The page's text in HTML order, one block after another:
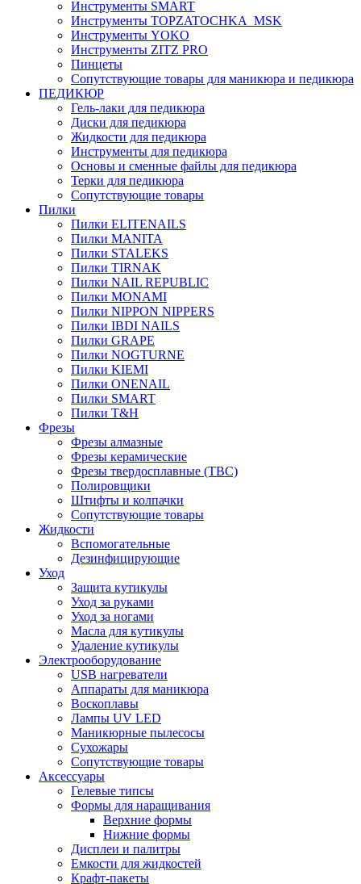
Инструменты SMART
Инструменты TOPZATOCHKA_MSK
Инструменты YOKO
Инструменты ZITZ PRO
Пинцеты
Сопутствующие товары для маникюра и педикюра
ПЕДИКЮР
Гель-лаки для педикюра
Диски для педикюра
Жидкости для педикюра
Инструменты для педикюра
Основы и сменные файлы для педикюра
Терки для педикюра
Сопутствующие товары
Пилки
Пилки ELITENAILS
Пилки MANITA
Пилки STALEKS
Пилки TIRNAK
Пилки NAIL REPUBLIC
Пилки MONAMI
Пилки NIPPON NIPPERS
Пилки IBDI NAILS
Пилки GRAPE
Пилки NOGTURNE
Пилки KIEMI
Пилки ONENAIL
Пилки SMART
Пилки T&H
Фрезы
Фрезы алмазные
Фрезы керамические
Фрезы твердосплавные (ТВС)
Полировщики
Штифты и колпачки
Сопутствующие товары
Жидкости
Вспомогательные
Дезинфицирующие
Уход
Защита кутикулы
Уход за руками
Уход за ногами
Масла для кутикулы
Удаление кутикулы
Электрооборудование
USB нагреватели
Аппараты для маникюра
Воскоплавы
Лампы UV LED
Маникюрные пылесосы
Сухожары
Сопутствующие товары
Аксессуары
Гелевые типсы
Формы для наращивания
Верхние формы
Нижние формы
Дисплеи и палитры
Емкости для жидкостей
Крафт-пакеты